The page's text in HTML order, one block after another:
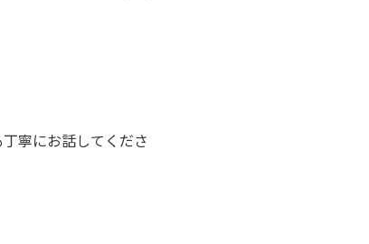
寧にお話してくださ